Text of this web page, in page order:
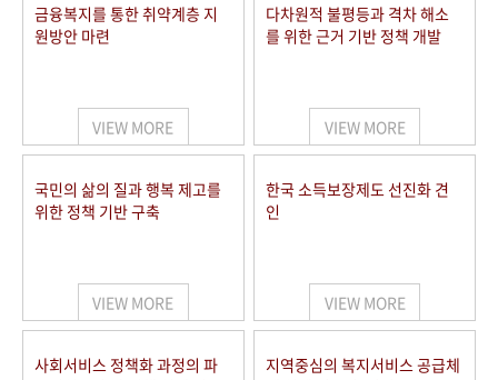
금융복지를 통한 취약계층 지
원방안 마련
VIEW MORE
다차원적 불평등과 격차 해소
를 위한 근거 기반 정책 개발
VIEW MORE
국민의 삶의 질과 행복 제고를
위한 정책 기반 구축
VIEW MORE
한국 소득보장제도 선진화 견
인
VIEW MORE
사회서비스 정책화 과정의 파
지역중심의 복지서비스 공급체